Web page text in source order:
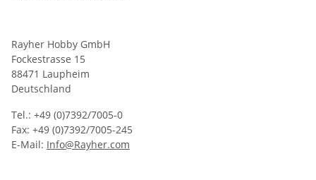
Rayher Hobby GmbH
Fockestrasse 15
88471 Laupheim
Deutschland
Tel.: +49 (0)7392/7005-0
Fax: +49 (0)7392/7005-245
E-Mail: Info@Rayher.com